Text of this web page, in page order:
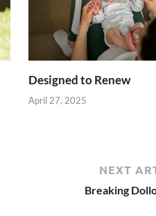
Designed to Renew
April 27, 2025
NEXT
Breaking